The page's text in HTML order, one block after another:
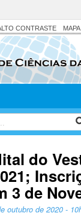
Acesso à
CONTRASTE
do
3 de
28 de outubro